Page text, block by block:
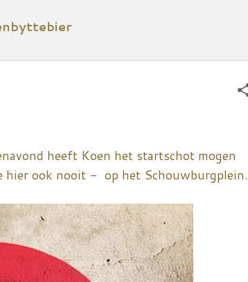
heeft Koen het startschot mogen
hier ook nooit - op het Schouwburgplein.